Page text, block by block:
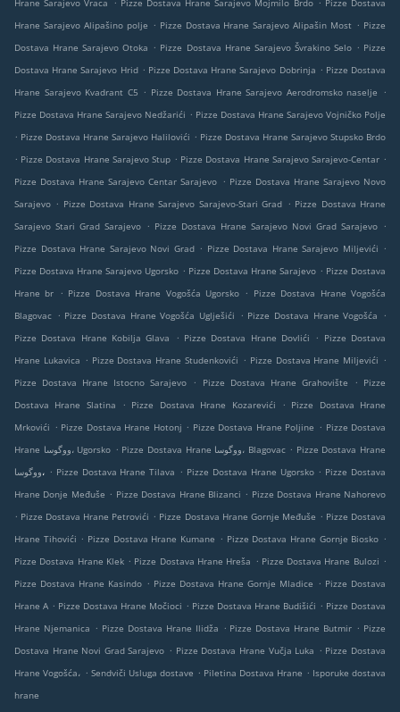
Hrane Sarajevo Vraca
Pizze Dostava Hrane Sarajevo Mojmilo Brdo
Pizze Dostava
Hrane Sarajevo Alipašino polje . Pizze Dostava Hrane Sarajevo Alipašin Most . Pizze
Dostava Hrane Sarajevo Otoka . Pizze Dostava Hrane Sarajevo Švrakino Selo . Pizze
Dostava Hrane Sarajevo Hrid . Pizze Dostava Hrane Sarajevo Dobrinja . Pizze Dostava
Hrane Sarajevo Kvadrant C5 . Pizze Dostava Hrane Sarajevo Aerodromsko naselje
.
Pizze Dostava Hrane Sarajevo Nedžarići . Pizze Dostava Hrane Sarajevo Vojničko Polje
. Pizze Dostava Hrane Sarajevo Halilovići . Pizze Dostava Hrane Sarajevo Stupsko Brdo
. Pizze Dostava Hrane Sarajevo Stup . Pizze Dostava Hrane Sarajevo Sarajevo-Centar .
Pizze Dostava Hrane Sarajevo Centar Sarajevo . Pizze Dostava Hrane Sarajevo Novo
Sarajevo . Pizze Dostava Hrane Sarajevo Sarajevo-Stari Grad . Pizze Dostava Hrane
Sarajevo Stari Grad Sarajevo . Pizze Dostava Hrane Sarajevo Novi Grad Sarajevo .
Pizze Dostava Hrane Sarajevo Novi Grad . Pizze Dostava Hrane Sarajevo Miljevići .
Pizze Dostava Hrane Sarajevo Ugorsko . Pizze Dostava Hrane Sarajevo . Pizze Dostava
Hrane br
. Pizze Dostava Hrane Vogošća Ugorsko . Pizze Dostava Hrane Vogošća
Blagovac . Pizze Dostava Hrane Vogošća Uglješići . Pizze Dostava Hrane Vogošća
.
Pizze Dostava Hrane Kobilja Glava
. Pizze Dostava Hrane Dovlići . Pizze Dostava
Hrane Lukavica . Pizze Dostava Hrane Studenkovići . Pizze Dostava Hrane Miljevići .
Pizze Dostava Hrane Istocno Sarajevo
. Pizze Dostava Hrane Grahovište . Pizze
Dostava Hrane Slatina
. Pizze Dostava Hrane Kozarevići . Pizze Dostava Hrane
Mrkovići . Pizze Dostava Hrane Hotonj . Pizze Dostava Hrane Poljine . Pizze Dostava
Hrane ووگوسا، Ugorsko . Pizze Dostava Hrane ووگوسا، Blagovac . Pizze Dostava Hrane
ووگوسا، . Pizze Dostava Hrane Tilava . Pizze Dostava Hrane Ugorsko . Pizze Dostava
Hrane Donje Međuše . Pizze Dostava Hrane Blizanci . Pizze Dostava Hrane Nahorevo
. Pizze Dostava Hrane Petrovići . Pizze Dostava Hrane Gornje Međuše . Pizze Dostava
Hrane Tihovići . Pizze Dostava Hrane Kumane . Pizze Dostava Hrane Gornje Biosko .
Pizze Dostava Hrane Klek . Pizze Dostava Hrane Hreša . Pizze Dostava Hrane Bulozi .
Pizze Dostava Hrane Kasindo . Pizze Dostava Hrane Gornje Mladice . Pizze Dostava
Hrane A . Pizze Dostava Hrane Močioci . Pizze Dostava Hrane Budišići . Pizze Dostava
Hrane Njemanica . Pizze Dostava Hrane Ilidža . Pizze Dostava Hrane Butmir . Pizze
Dostava Hrane Novi Grad Sarajevo . Pizze Dostava Hrane Vučja Luka . Pizze Dostava
Hrane Vogošća، . Sendviči Usluga dostave . Piletina Dostava Hrane . Isporuke dostava
hrane